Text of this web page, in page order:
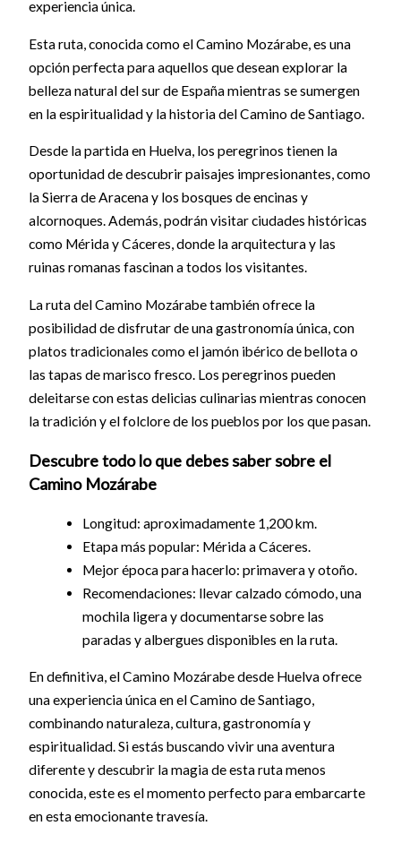
experiencia única.
Esta ruta, conocida como el Camino Mozárabe, es una
opción perfecta para aquellos que desean explorar la
belleza natural del sur de España mientras se sumergen
en la espiritualidad y la historia del Camino de Santiago.
Desde la partida en Huelva, los peregrinos tienen la
oportunidad de descubrir paisajes impresionantes, como
la Sierra de Aracena y los bosques de encinas y
alcornoques. Además, podrán visitar ciudades históricas
como Mérida y Cáceres, donde la arquitectura y las
ruinas romanas fascinan a todos los visitantes.
La ruta del Camino Mozárabe también ofrece la
posibilidad de disfrutar de una gastronomía única, con
platos tradicionales como el jamón ibérico de bellota o
las tapas de marisco fresco. Los peregrinos pueden
deleitarse con estas delicias culinarias mientras conocen
la tradición y el folclore de los pueblos por los que pasan.
Descubre todo lo que debes saber sobre el
Camino Mozárabe
Longitud: aproximadamente 1,200 km.
Etapa más popular: Mérida a Cáceres.
Mejor época para hacerlo: primavera y otoño.
Recomendaciones: llevar calzado cómodo, una
mochila ligera y documentarse sobre las
paradas y albergues disponibles en la ruta.
En definitiva, el Camino Mozárabe desde Huelva ofrece
una experiencia única en el Camino de Santiago,
combinando naturaleza, cultura, gastronomía y
espiritualidad. Si estás buscando vivir una aventura
diferente y descubrir la magia de esta ruta menos
conocida, este es el momento perfecto para embarcarte
en esta emocionante travesía.